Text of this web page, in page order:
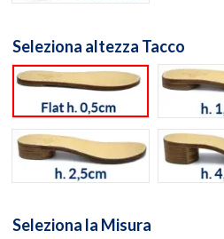
Seleziona altezza Tacco
flat h. 0,5cm
h. 2,5cm
Seleziona la Misura